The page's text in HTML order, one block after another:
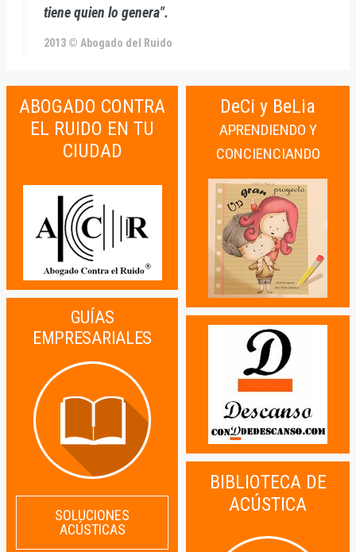
tiene quien lo genera".
2013 © Abogado del Ruido
ABOGADO CONTRA
EL RUIDO EN TU
CIUDAD
GUÍAS
EMPRESARIALES
SOLUCIONES
ACÚSTICAS
DeCi y BeLia
APRENDIENDO Y
CONCIENCIANDO
BIBLIOTECA DE
ACÚSTICA